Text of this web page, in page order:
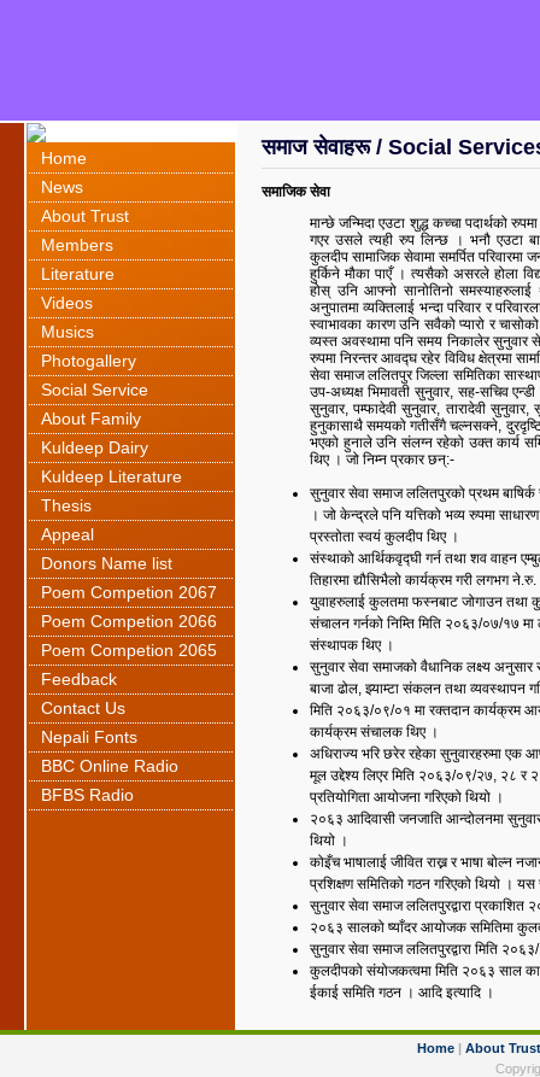
Home
News
About Trust
Members
Literature
Videos
Musics
Photogallery
Social Service
About Family
Kuldeep Dairy
Kuldeep Literature
Thesis
Appeal
Donors Name list
Poem Competion 2067
Poem Competion 2066
Poem Competion 2065
Feedback
Contact Us
Nepali Fonts
BBC Online Radio
BFBS Radio
समाज सेवाहरू / Social
समाजिक सेवा
मान्छे जन्मिदा एउटा शुद्ध कच्चा पदार्थको
गएर उसले त्यही रुप लिन्छ । भनौ एउटा
कुलदीप सामाजिक सेवामा समर्पित परिवारमा
हुर्किने मौका पाएँ । त्यसैको असरले होला
होस् उनि आफ्नो सानोतिनो
अनुपातमा व्यक्तिलाई भन्दा परिवार र
स्वाभावका कारण उनि सवैको प्यारो र
व्यस्त अवस्थामा पनि समय निकालेर
रुपमा निरन्तर आवद्घ रहेर विविध क्षेत्रमा
सेवा समाज ललितपुर जिल्ला समितिका
उप-अध्यक्ष भिमावती सुनुवार, सह-सचिव
सुनुवार, पम्फादेवी सुनुवार, तारादेवी
हुनुकासाथै समयको गतीसँगै चल्नसक्ने, दुरदृष्टि
भएको हुनाले उनि संलग्न रहेको उक्त कार्य
थिए । जो निम्न प्रकार छन्:-
सुनुवार सेवा समाज ललितपुरको प्रथम
। जो केन्द्रले पनि यत्तिको भव्य रुपमा
प्रस्तोता स्वयं कुलदीप थिए ।
संस्थाको आर्थिकवृद्घी गर्न तथा शव वाहन
तिहारमा द्यौसिभैलो कार्यक्रम गरी लगभग
युवाहरुलाई कुलतमा फस्नबाट जोगाउन तथा
संचालन गर्नको निम्ति मिति २०६३/०७/१७
संस्थापक थिए ।
सुनुवार सेवा समाजको वैधानिक लक्ष्य
बाजा ढोल, झ्याम्टा संकलन तथा व्यवस्थापन
मिति २०६३/०९/०१ मा रक्तदान कार्यक्रम
कार्यक्रम संचालक थिए ।
अधिराज्य भरि छरेर रहेका सुनुवारहरुमा एक
मूल उद्देश्य लिएर मिति २०६३/०९/२७, २८ र
प्रतियोगिता आयोजना गरिएको थियो ।
२०६३ आदिवासी जनजाति आन्दोलनमा
थियो ।
कोइँच भाषालाई जीवित राख्न र भाषा बोल्न
प्रशिक्षण समितिको गठन गरिएको थियो ।
सुनुवार सेवा समाज ललितपुरद्वारा प्रकाशित
२०६३ सालको ष्याँदर आयोजक समितिमा
सुनुवार सेवा समाज ललितपुरद्वारा मिति
कुलदीपको संयोजकत्वमा मिति २०६३ साल
ईकाई समिति गठन । आदि इत्यादि ।
Home| About Trust